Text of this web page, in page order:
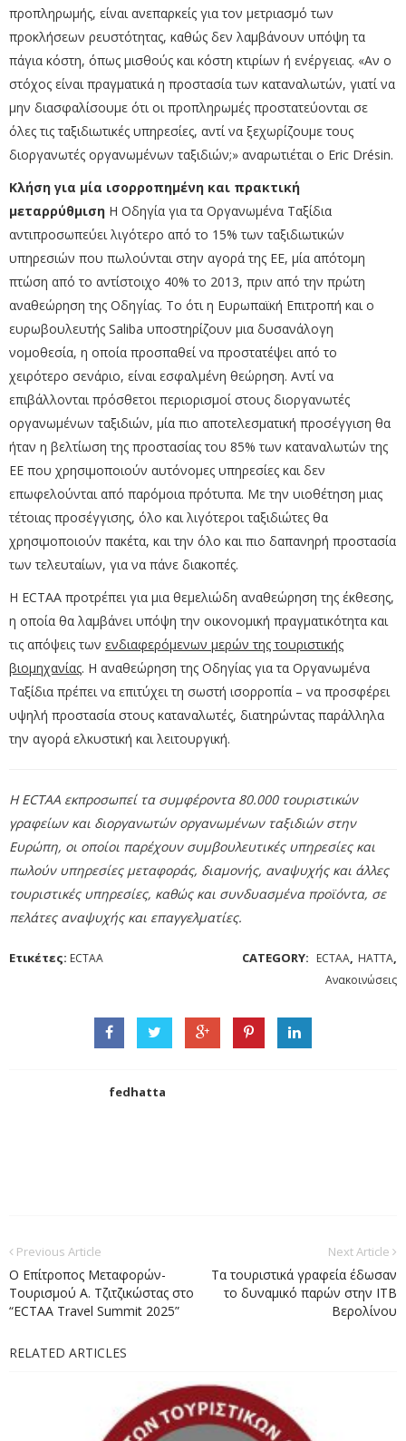
προπληρωμής, είναι ανεπαρκείς για τον μετριασμό των
προκλήσεων ρευστότητας, καθώς δεν λαμβάνουν υπόψη τα
πάγια κόστη, όπως μισθούς και κόστη κτιρίων ή ενέργειας. «Αν ο
στόχος είναι πραγματικά η προστασία των καταναλωτών, γιατί να
μην διασφαλίσουμε ότι οι προπληρωμές προστατεύονται σε
όλες τις ταξιδιωτικές υπηρεσίες, αντί να ξεχωρίζουμε τους
διοργανωτές οργανωμένων ταξιδιών;» αναρωτιέται ο Eric Drésin.
Κλήση για μία ισορροπημένη και πρακτική
μεταρρύθμιση Η Οδηγία για τα Οργανωμένα Ταξίδια
αντιπροσωπεύει λιγότερο από το 15% των ταξιδιωτικών
υπηρεσιών που πωλούνται στην αγορά της ΕΕ, μία απότομη
πτώση από το αντίστοιχο 40% το 2013, πριν από την πρώτη
αναθεώρηση της Οδηγίας. Το ότι η Ευρωπαϊκή Επιτροπή και ο
ευρωβουλευτής Saliba υποστηρίζουν μια δυσανάλογη
νομοθεσία, η οποία προσπαθεί να προστατέψει από το
χειρότερο σενάριο, είναι εσφαλμένη θεώρηση. Αντί να
επιβάλλονται πρόσθετοι περιορισμοί στους διοργανωτές
οργανωμένων ταξιδιών, μία πιο αποτελεσματική προσέγγιση θα
ήταν η βελτίωση της προστασίας του 85% των καταναλωτών της
ΕΕ που χρησιμοποιούν αυτόνομες υπηρεσίες και δεν
επωφελούνται από παρόμοια πρότυπα. Με την υιοθέτηση μιας
τέτοιας προσέγγισης, όλο και λιγότεροι ταξιδιώτες θα
χρησιμοποιούν πακέτα, και την όλο και πιο δαπανηρή προστασία
των τελευταίων, για να πάνε διακοπές.
Η ECTAA προτρέπει για μια θεμελιώδη αναθεώρηση της έκθεσης,
η οποία θα λαμβάνει υπόψη την οικονομική πραγματικότητα και
τις απόψεις των ενδιαφερόμενων μερών της τουριστικής
βιομηχανίας. Η αναθεώρηση της Οδηγίας για τα Οργανωμένα
Ταξίδια πρέπει να επιτύχει τη σωστή ισορροπία – να προσφέρει
υψηλή προστασία στους καταναλωτές, διατηρώντας παράλληλα
την αγορά ελκυστική και λειτουργική.
Η ECTAA εκπροσωπεί τα συμφέροντα 80.000 τουριστικών
γραφείων και διοργανωτών οργανωμένων ταξιδιών στην
Ευρώπη, οι οποίοι παρέχουν συμβουλευτικές υπηρεσίες και
πωλούν υπηρεσίες μεταφοράς, διαμονής, αναψυχής και άλλες
τουριστικές υπηρεσίες, καθώς και συνδυασμένα προϊόντα, σε
πελάτες αναψυχής και επαγγελματίες.
Ετικέτες: ECTAA CATEGORY: ECTAA, HATTA,
Ανακοινώσεις
fedhatta
Previous Article
Ο Επίτροπος Μεταφορών-
Τουρισμού Α. Τζιτζικώστας στο
“ECTAA Travel Summit 2025”
Next Article
Τα τουριστικά γραφεία έδωσαν
το δυναμικό παρών στην ΙΤΒ
Βερολίνου
RELATED ARTICLES